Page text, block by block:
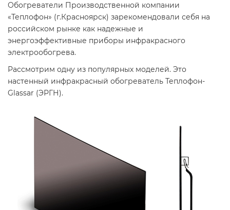
Обогреватели Производственной компании
«Теплофон» (г.Красноярск) зарекомендовали себя на
российском рынке как надежные и
энергоэффективные приборы инфракрасного
электрообогрева.
Рассмотрим одну из популярных моделей. Это
настенный инфракрасный обогреватель Теплофон-
Glassar (ЭРГН).